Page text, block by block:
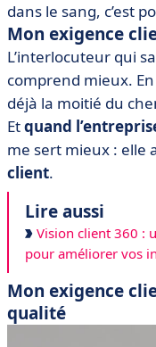
dans le sang, c’est
Mon exigence
L’interlocuteur qui
comprend mieux.
déjà la moitié du
Etquand
me sert mieux : elle
client.
Lire aussi
Vision client 360 :
pour améliorer vos
Mon exigence
qualité